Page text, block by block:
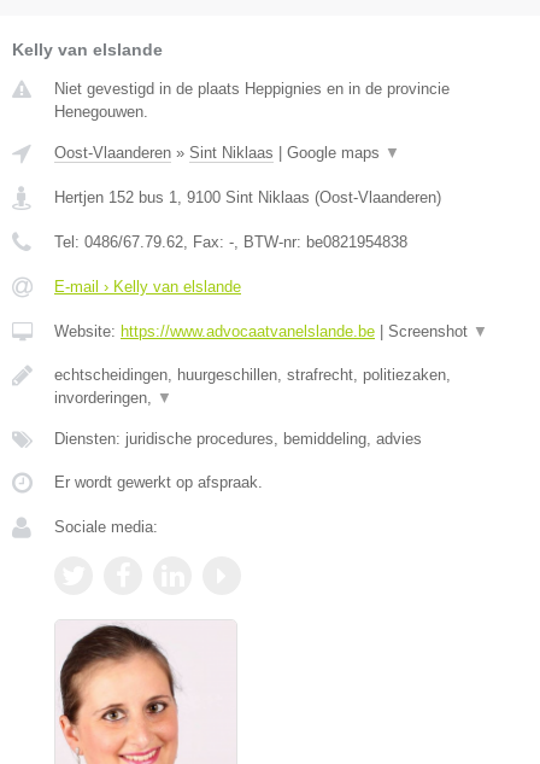
Kelly van elslande
Niet gevestigd in de plaats Heppignies en in de provincie
Henegouwen.
Oost-Vlaanderen » Sint Niklaas Google maps ▼
Hertjen 152 bus 1 9100 Sint Niklaas (Oost-Vlaanderen)
Tel: 0486/67.79.62 , Fax: - , BTW-nr: be0821954838
E-mail › Kelly van elslande
Website: https://www.advocaatvanelslande.be Screenshot ▼
echtscheidingen, huurgeschillen, strafrecht, politiezaken,
invorderingen,
▼
Diensten: juridische procedures, bemiddeling, advies
Er wordt gewerkt op afspraak.
Sociale media: